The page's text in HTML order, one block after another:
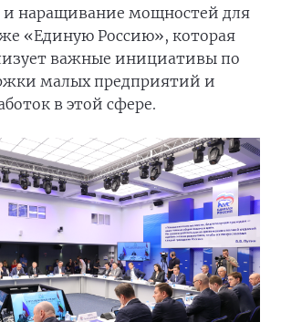
наращивание мощностей для
«Единую Россию», которая
важные инициативы по
малых предприятий и
в этой сфере.